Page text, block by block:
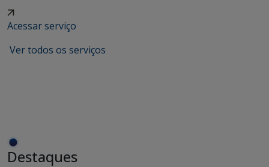
Acessar serviço
Ver todos os serviços
Destaques